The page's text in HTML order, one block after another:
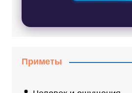
Приметы